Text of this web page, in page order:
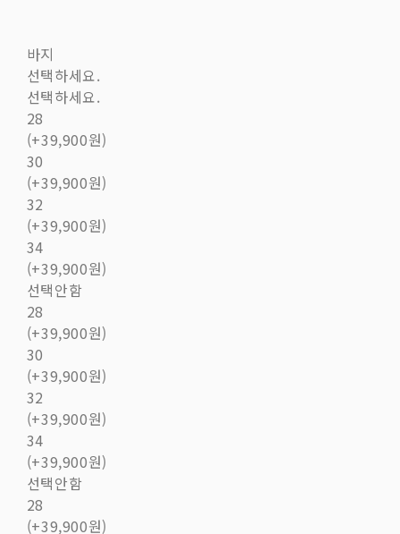
바지
선택하세요.
선택하세요.
28
(+39,900원)
30
(+39,900원)
32
(+39,900원)
34
(+39,900원)
선택안함
28
(+39,900원)
30
(+39,900원)
32
(+39,900원)
34
(+39,900원)
선택안함
28
(+39,900원)